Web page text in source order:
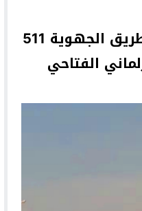
الدريوش.. انطلاق إجراءات دراسة مشروع تثنية الطريق الجهوية 511
الفتاحي